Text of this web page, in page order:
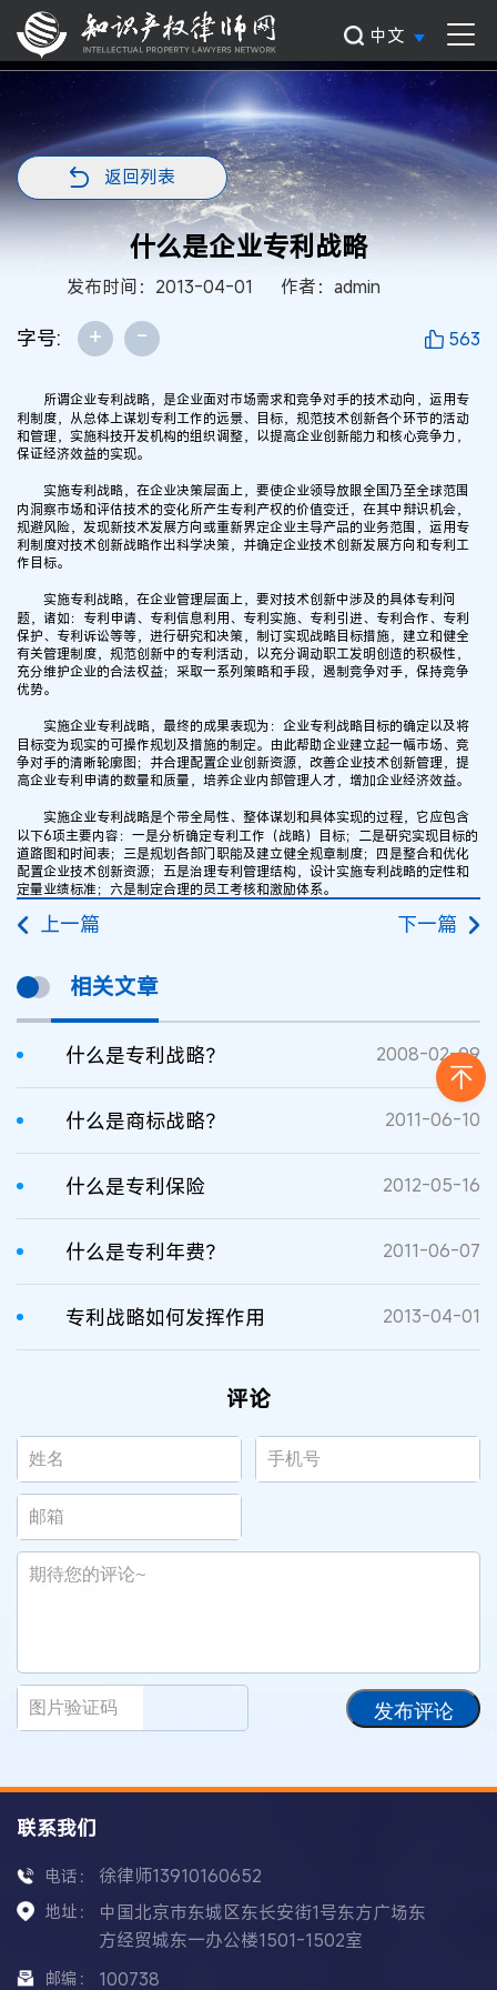
中文
返回列表
什么是企业专利战略
发布时间：2013-04-01 作者：admin
字号: + - 563
所谓企业专利战略，是企业面对市场需求和竞争对手的技术动向，运用专
利制度，从总体上谋划专利工作的远景、目标，规范技术创新各个环节的活动
和管理，实施科技开发机构的组织调整，以提高企业创新能力和核心竞争力，
保证经济效益的实现。
实施专利战略，在企业决策层面上，要使企业领导放眼全国乃至全球范围
内洞察市场和评估技术的变化所产生专利产权的价值变迁，在其中辩识机会，
规避风险，发现新技术发展方向或重新界定企业主导产品的业务范围，运用专
利制度对技术创新战略作出科学决策，并确定企业技术创新发展方向和专利工
作目标。
实施专利战略，在企业管理层面上，要对技术创新中涉及的具体专利问
题，诸如：专利申请、专利信息利用、专利实施、专利引进、专利合作、专利
保护、专利诉讼等等，进行研究和决策，制订实现战略目标措施，建立和健全
有关管理制度，规范创新中的专利活动，以充分调动职工发明创造的积极性，
充分维护企业的合法权益；采取一系列策略和手段，遏制竞争对手，保持竞争
优势。
实施企业专利战略，最终的成果表现为：企业专利战略目标的确定以及将
目标变为现实的可操作规划及措施的制定。由此帮助企业建立起一幅市场、竞
争对手的清晰轮廓图；并合理配置企业创新资源，改善企业技术创新管理，提
高企业专利申请的数量和质量，培养企业内部管理人才，增加企业经济效益。
实施企业专利战略是个带全局性、整体谋划和具体实现的过程，它应包含
以下6项主要内容：一是分析确定专利工作（战略）目标；二是研究实现目标的
道路图和时间表；三是规划各部门职能及建立健全规章制度；四是整合和优化
配置企业技术创新资源；五是治理专利管理结构，设计实施专利战略的定性和
定量业绩标准；六是制定合理的员工考核和激励体系。
上一篇 下一篇
相关文章
什么是专利战略？ 2008-02-09
什么是商标战略？ 2011-06-10
什么是专利保险 2012-05-16
什么是专利年费？ 2011-06-07
专利战略如何发挥作用 2013-04-01
评论
发布评论
联系我们
电话： 徐律师13910160652
地址：
中国北京市东城区东长安街1号东方广场东
方经贸城东一办公楼1501-1502室
邮编： 100738